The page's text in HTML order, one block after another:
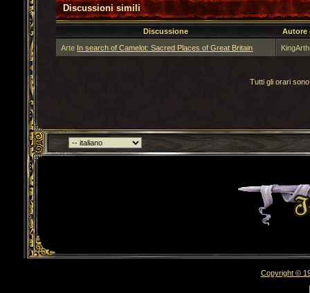
Discussioni simili
Discussione
Autore
Arte In search of Camelot: Sacred Places of Great Britain
Tutti gli orari
Torna indietro
Copyright ©